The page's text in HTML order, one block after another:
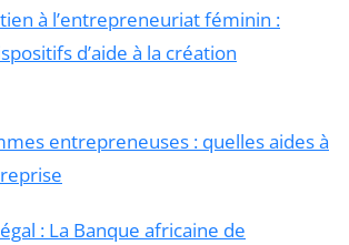
à l’entrepreneuriat féminin :
d’aide à la création
entrepreneuses : quelles aides à
: La Banque africaine de